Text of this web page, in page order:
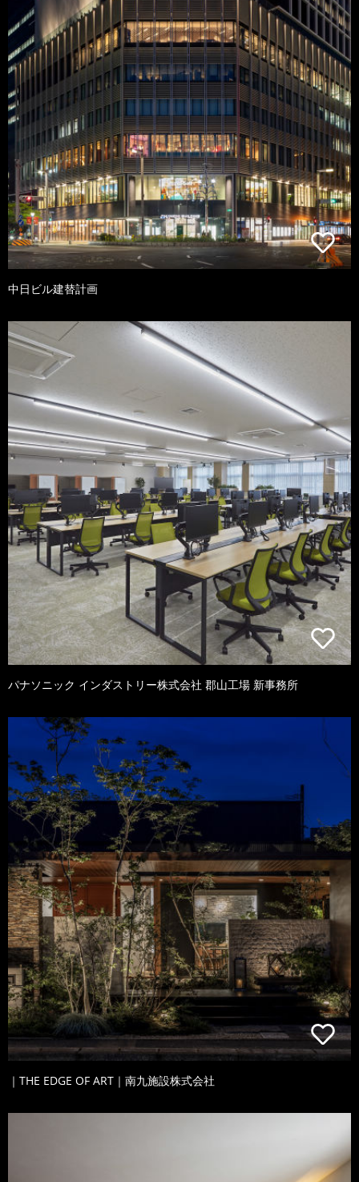
中日ビル建替計画
パナソニック インダストリー株式会社 郡山工場 新事務所
｜THE EDGE OF ART｜南九施設株式会社